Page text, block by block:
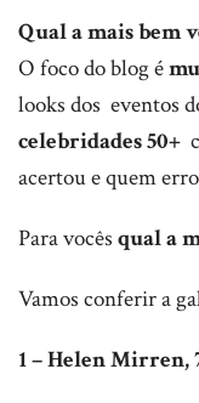
Qual a mais bem
O foco do blog é
looks dos eventos
celebridades 50+
acertou e quem
Para vocês qual a
Vamos conferir a
1 – Helen Mirren,